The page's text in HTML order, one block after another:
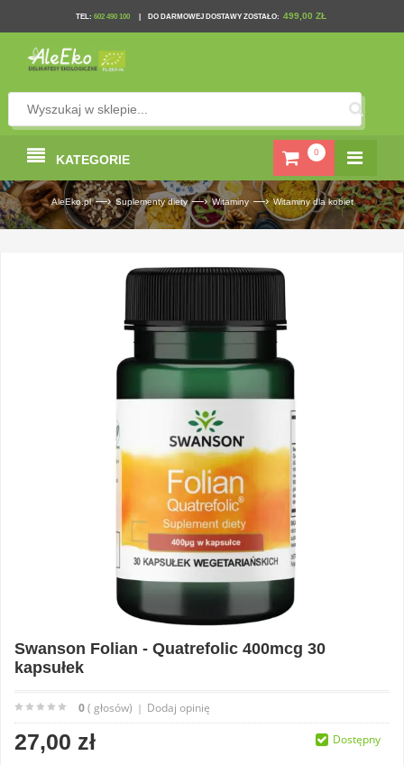
TEL: 602 490 100 DO DARMOWEJ DOSTAWY ZOSTAŁO: 499,00 ZŁ
0
KATEGORIE
AleEko.pl —› Suplementy diety —› Witaminy —› Witaminy dla kobiet
Swanson Folian - Quatrefolic 400mcg 30
kapsułek
0( głosów) | Dodaj opinię
27,00 zł Dostępny